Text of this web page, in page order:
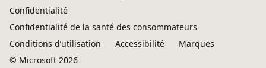
Confidentialité
Confidentialité de la santé des consommateurs
Conditions d’utilisation
Accessibilité
Marques
© Microsoft 2026